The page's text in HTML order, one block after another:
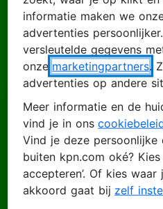
Inloggen
E-mailadres
Wachtwoord
informatie maken we
advertenties
versleutelde gegevens
onze marketingpartners.
advertenties op andere
Meer informatie en de
vind je in ons
Vind je deze persoonlijke
buiten kpn.com oké? Kies
accepteren’. Of kies
akkoord gaat bij zelf